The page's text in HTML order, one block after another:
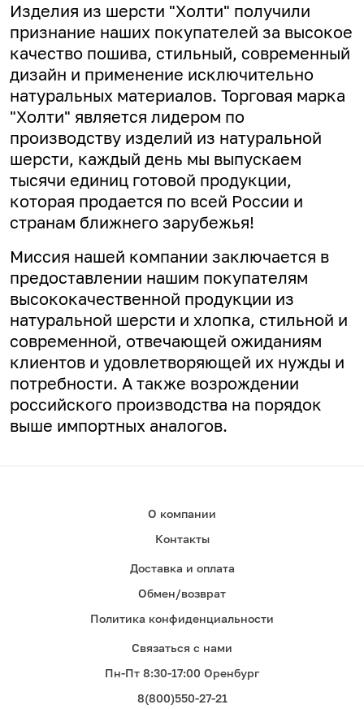
Изделия из шерсти "Холти" получили
признание наших покупателей за высокое
качество пошива, стильный, современный
дизайн и применение исключительно
натуральных материалов. Торговая марка
"Холти" является лидером по
производству изделий из натуральной
шерсти, каждый день мы выпускаем
тысячи единиц готовой продукции,
которая продается по всей России и
странам ближнего зарубежья!
Миссия нашей компании заключается в
предоставлении нашим покупателям
высококачественной продукции из
натуральной шерсти и хлопка, стильной и
современной, отвечающей ожиданиям
клиентов и удовлетворяющей их нужды и
потребности. А также возрождении
российского производства на порядок
выше импортных аналогов.
О компании
Контакты
Доставка и оплата
Обмен/возврат
Политика конфиденциальности
Связаться с нами
Пн-Пт 8:30-17:00 Оренбург
8(800)550-27-21